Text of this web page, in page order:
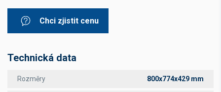
Chci zjistit cenu
Technická data
Rozměry 800x774x429 mm